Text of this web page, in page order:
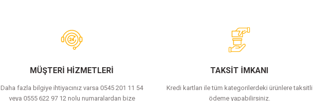
MÜŞTERİ HİZMETLERİ
Daha fazla bilgiye ihtiyacınız varsa 0545 201 11 54
veya 0555 622 97 12 nolu numaralardan bize
TAKSİT İMKANI
Kredi kartları ile tüm kategorilerdeki ürünlere taksitli
ödeme yapabilirsiniz.